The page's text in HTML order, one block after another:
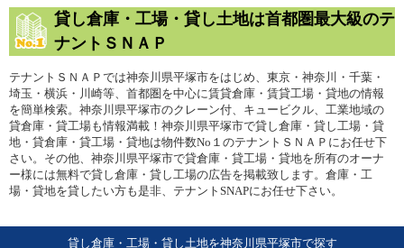
貸し倉庫・工場・貸し土地は首都圏最大級のテ
ナントＳＮＡＰ
テナントＳＮＡＰでは神奈川県平塚市をはじめ、東京・神奈川・千葉・
埼玉・横浜・川崎等、首都圏を中心に賃貸倉庫・賃貸工場・貸地の情報
を簡単検索。神奈川県平塚市のクレーン付、キュービクル、工業地域の
貸倉庫・貸工場も情報満載！神奈川県平塚市で貸し倉庫・貸し工場・貸
地・貸倉庫・貸工場・貸地は物件数No１のテナントＳＮＡＰにお任せ下
さい。その他、神奈川県平塚市で貸倉庫・貸工場・貸地を所有のオーナ
ー様には無料で貸し倉庫・貸し工場の広告を掲載致します。倉庫・工
場・貸地を貸したい方も是非、テナントSNAPにお任せ下さい。
貸し倉庫・工場・貸し土地を神奈川県平塚市で探す